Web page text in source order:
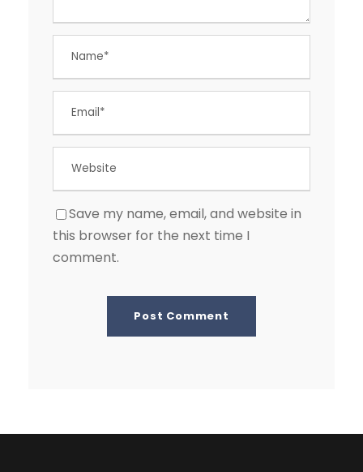
Save my name, email, and website in
this browser for the next time I
comment.